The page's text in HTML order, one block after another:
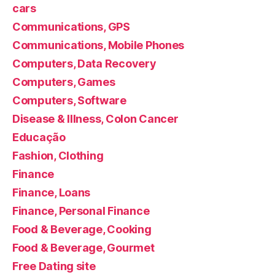
cars
Communications, GPS
Communications, Mobile Phones
Computers, Data Recovery
Computers, Games
Computers, Software
Disease & Illness, Colon Cancer
Educação
Fashion, Clothing
Finance
Finance, Loans
Finance, Personal Finance
Food & Beverage, Cooking
Food & Beverage, Gourmet
Free Dating site